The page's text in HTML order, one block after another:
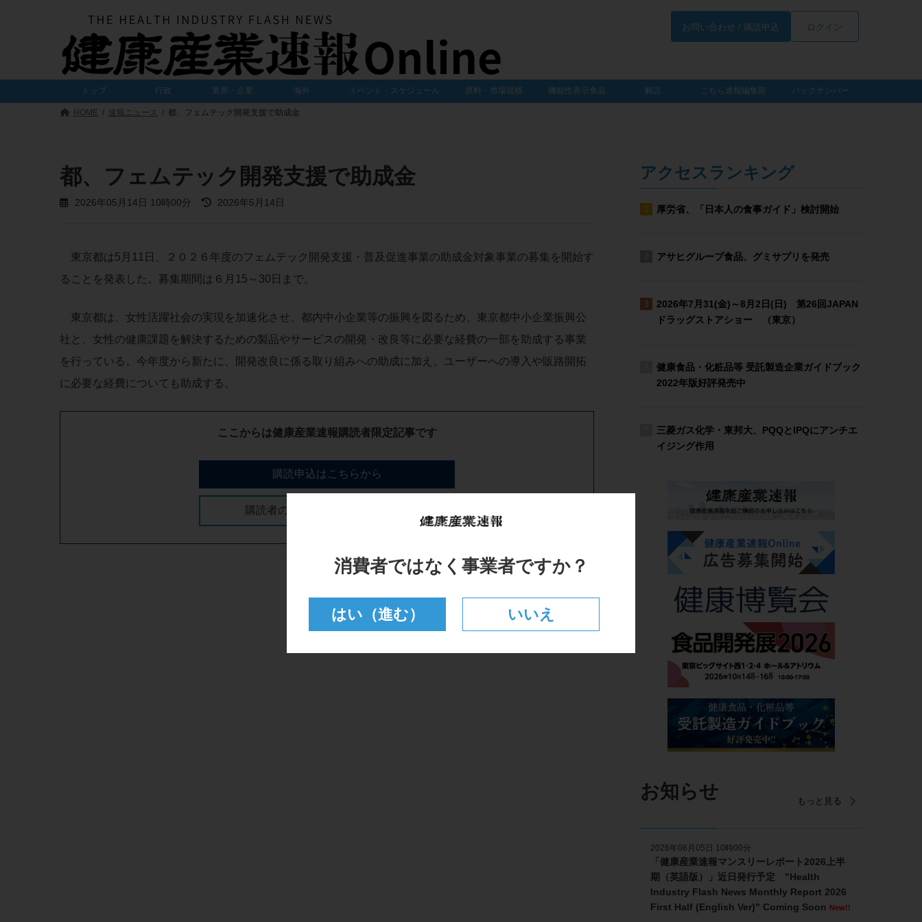
へ
キ
ョ
に
お問い合わせ / 購読申込 ログイン
トップ 行政 業界・企業 海外 イベント・スケジュール 原料・市場規模 機能性表示食品 解説 こちら速報編集部 バックナンバー
HOME 速報ニュース 都、フェムテック開発支援で助成金
都、フェムテック開発支援で助成金
2026年05月14日 10時00分
最
日
時
:
2026年5月14日
東京都は5月11日、２０２６年度のフェムテック開発支援・普及促進事業の助成金対象事業の募集を開始す
ることを発表した。募集期間は６月15～30日まで。
東京都は、女性活躍社会の実現を加速化させ、都内中小企業等の振興を図るため、東京都中小企業振興公
社と、女性の健康課題を解決するための製品やサービスの開発・改良等に必要な経費の一部を助成する事業
を行っている。今年度から新たに、開発改良に係る取り組みへの助成に加え、ユーザーへの導入や販路開拓
に必要な経費についても助成する。
ここからは健康産業速報購読者限定記事です
購読申込はこちらから
購読者の方はこちらからログイン
アクセスランキング
お知らせ もっと見る
2026年08月05日 10時00分
「健康産業速報マンスリーレポート2026上半
期（英語版）」近日発行予定 "Health
Industry Flash News Monthly Report 2026
First Half (English Ver)" Coming Soon New!!
消費者ではなく事業者ですか？
はい（進む） いいえ